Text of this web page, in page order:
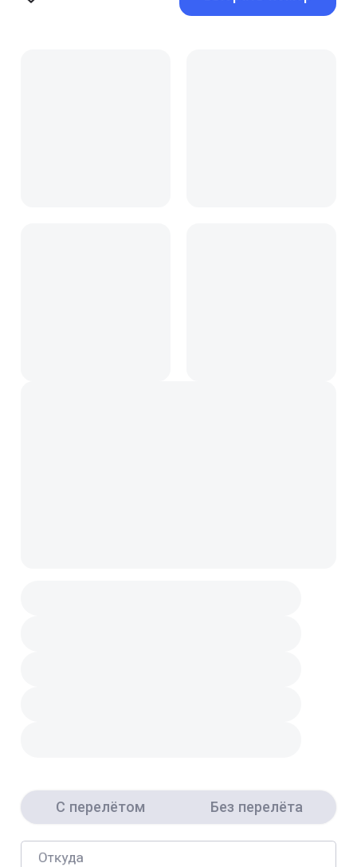
С перелётом Без перелёта
Откуда